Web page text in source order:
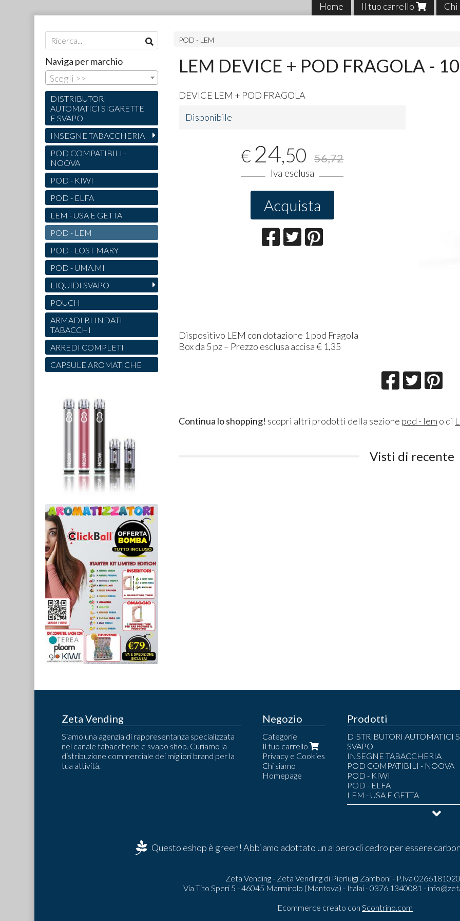
Home Il tuo carrello Chi
POD - LEM
LEM DEVICE + POD FRAGOLA -
DEVICE LEM + POD FRAGOLA
Disponibile
€ 24,50 56,72
Iva esclusa
Acquista
Dispositivo LEM con dotazione 1 pod Fragola
Box da 5 pz – Prezzo esclusa accisa € 1,35
Continua lo shopping! scopri altri prodotti della sezione pod - lem o di
Visti di recente
Naviga per marchio
Scegli >>
DISTRIBUTORI
AUTOMATICI SIGARETTE
E SVAPO
INSEGNE TABACCHERIA
POD COMPATIBILI -
NOOVA
POD - KIWI
POD - ELFA
LEM - USA E GETTA
POD - LEM
POD - LOST MARY
POD - UMA.MI
LIQUIDI SVAPO
POUCH
ARMADI BLINDATI
TABACCHI
ARREDI COMPLETI
CAPSULE AROMATICHE
Zeta Vending
Siamo una agenzia di rappresentanza specializzata
nel canale tabaccherie e svapo shop. Curiamo la
distribuzione commerciale dei migliori brand per la
tua attività.
Negozio
Categorie
Il tuo carrello
Privacy e Cookies
Chi siamo
Homepage
Prodotti
DISTRIBUTORI AUTOMATICI
SVAPO
INSEGNE TABACCHERIA
POD COMPATIBILI - NOOVA
POD - KIWI
POD - ELFA
LEM - USA E GETTA
POD - LEM
POUCH
ARMADI BLINDATI
Questo eshop è green! Abbiamo adottato un albero di cedro per essere
Zeta Vending - Zeta Vending di Pierluigi Zamboni - P.Iva
Via Tito Speri 5 - 46045 Marmirolo (Mantova) - Italai - 0376 1340081 -
Ecommerce creato con Scontrino.com